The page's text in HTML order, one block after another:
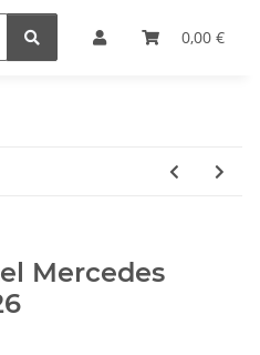
0,00 €
Mercedes